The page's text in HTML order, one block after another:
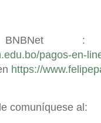
:
pagos-en-
https://
comuníquese al: